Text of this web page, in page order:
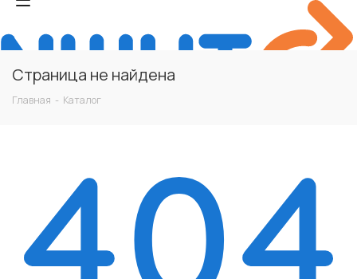
Страница не найдена
Главная - Каталог